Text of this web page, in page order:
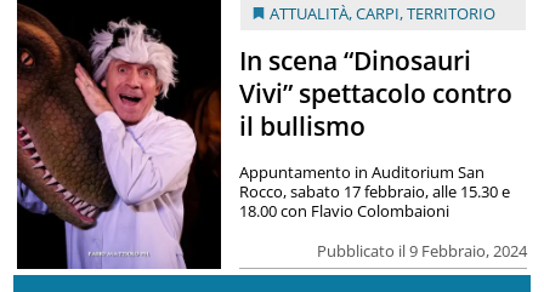
ATTUALITÀ,CARPI,TERRITORIO
In scena “Dinosauri
Vivi” spettacolo contro
il bullismo
Pubblicato il 9 Febbraio, 2024
Appuntamento in Auditorium San
Rocco, sabato 17 febbraio, alle 15.30 e
18.00 con Flavio Colombaioni